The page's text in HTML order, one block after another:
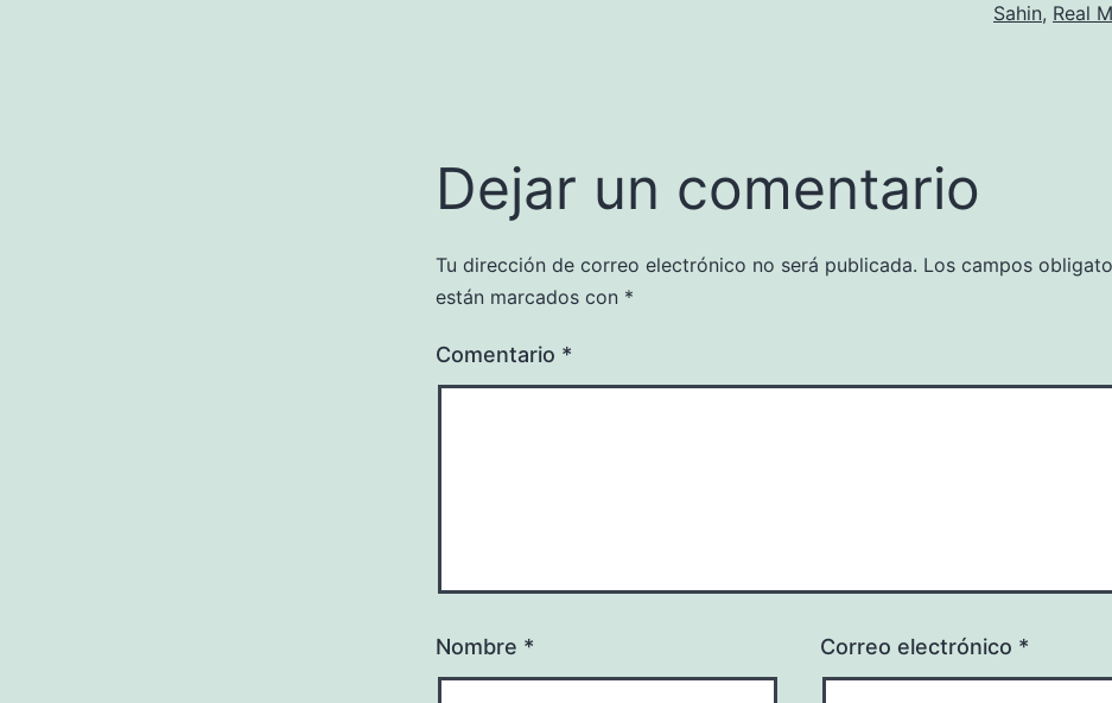
Sahin, Real
Dejar un comentario
Tu dirección de correo electrónico no será publicada. Los campos
están marcados con *
Comentario *
Nombre * Correo electrónico *